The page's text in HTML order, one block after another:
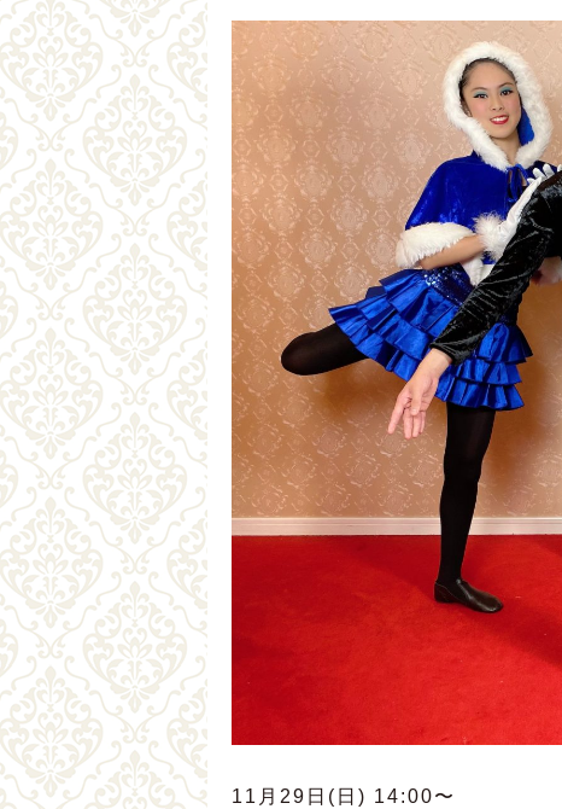
11月29日(日) 14:00〜